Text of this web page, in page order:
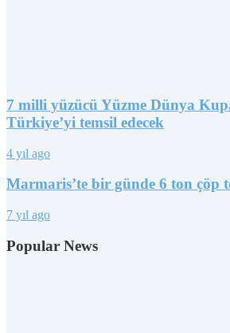
7 milli yüzücü Yüzme Dünya
Türkiye’yi temsil edecek
4 yıl ago
Marmaris’te bir günde 6 ton çöp
7 yıl ago
Popular News